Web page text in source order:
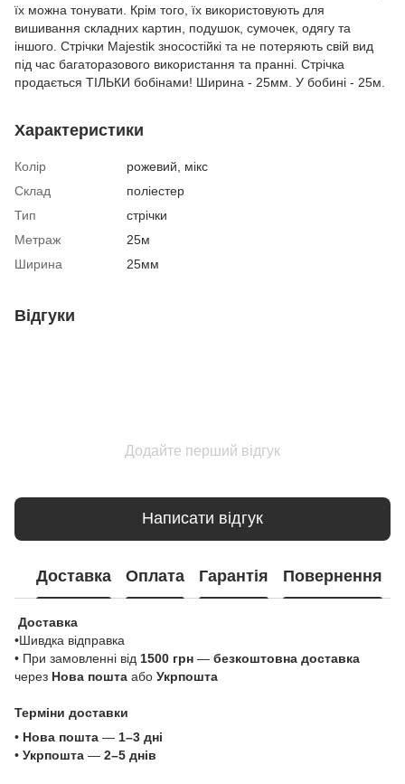
їх можна тонувати. Крім того, їх використовують для
вишивання складних картин, подушок, сумочек, одягу та
іншого. Стрічки Majestik зносостійкі та не потеряють свій вид
під час багаторазового використання та пранні. Стрічка
продається ТІЛЬКИ бобінами! Ширина - 25мм. У бобині - 25м.
Характеристики
Колір
рожевий, мікс
Склад
поліестер
Тип
стрічки
Метраж
25м
Ширина
25мм
Відгуки
Додайте перший відгук
Написати відгук
Доставка Оплата Гарантія Повернення
Доставка
•Шивдка відправка
• При замовленні від 1500 грн — безкоштовна доставка
через Нова пошта або Укрпошта
Терміни доставки
• Нова пошта — 1–3 дні
• Укрпошта — 2–5 днів